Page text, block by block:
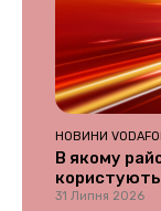
НОВИНИ
В якому
31 Липня 2026